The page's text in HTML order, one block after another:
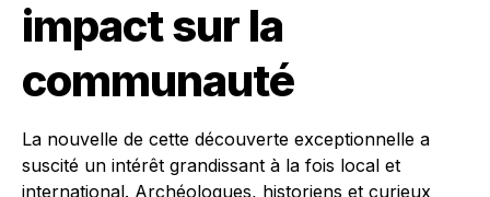
impact sur la
communauté
La nouvelle de cette découverte exceptionnelle a
suscité un intérêt grandissant à la fois local et
international. Archéologues, historiens et curieux